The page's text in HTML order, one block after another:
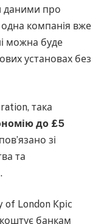
даними про
одна компанія вже
можна буде
установах без
така
до £5
зі
та
of London Кріс
банкам